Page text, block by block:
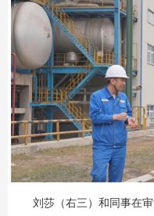
刘莎（右三）和同事在